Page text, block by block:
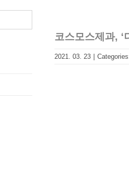
코스모스제과, ‘
2021. 03. 23